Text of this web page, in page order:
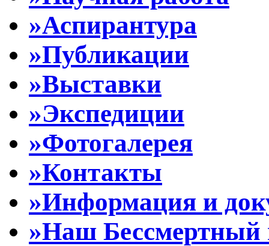
»Аспирантура
»Публикации
»Выставки
»Экспедиции
»Фотогалерея
»Контакты
»Информация и
»Наш Бессмертный